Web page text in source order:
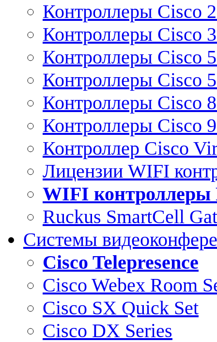
Контроллеры Cisco
Контроллеры Cisco
Контроллеры Cisco
Контроллеры Cisco
Контроллеры Cisco
Контроллеры Cisco
Контроллер Cisco
Лицензии WIFI
WIFI контроллеры
Ruckus SmartCell
Системы
Cisco Telepresence
Cisco Webex Room
Cisco SX Quick Set
Cisco DX Series